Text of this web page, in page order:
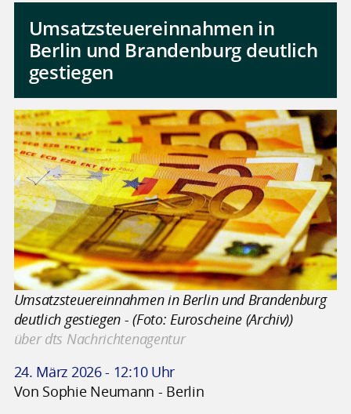
Umsatzsteuereinnahmen in
Berlin und Brandenburg deutlich
gestiegen
Umsatzsteuereinnahmen in Berlin und Brandenburg
deutlich gestiegen - (Foto: Euroscheine (Archiv))
über dts Nachrichtenagentur
24. März 2026 - 12:10 Uhr
Von Sophie Neumann - Berlin